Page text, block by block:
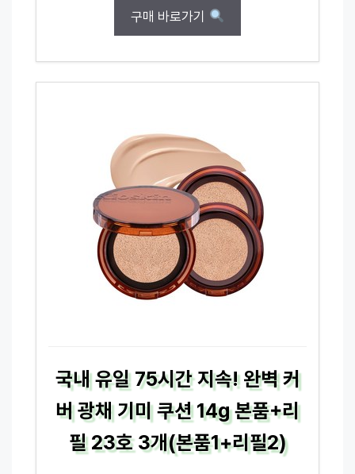
구매 바로가기
국내 유일 75시간 지속! 완벽 커
버 광채 기미 쿠션 14g 본품+리
필 23호 3개(본품1+리필2)